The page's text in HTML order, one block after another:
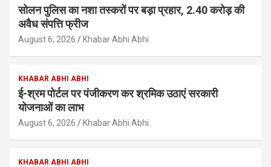
सोलन पुलिस का नशा तस्करों पर बड़ा प्रहार, 2.40 करोड़ की
अवैध संपत्ति फ्रीज
August 6, 2026 Khabar Abhi Abhi
KHABAR ABHI ABHI
ई-श्रम पोर्टल पर पंजीकरण कर श्रमिक उठाएं सरकारी
योजनाओं का लाभ
August 6, 2026 Khabar Abhi Abhi
KHABAR ABHI ABHI